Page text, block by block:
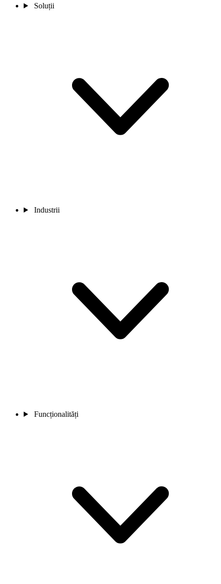
Soluții
Industrii
Funcționalități